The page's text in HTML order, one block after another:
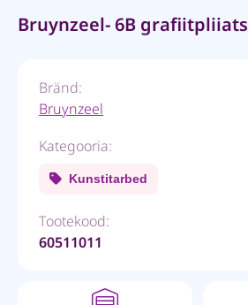
Bruynzeel- 6B grafiitpliiats
Bränd:
Bruynzeel
Kategooria:
Kunstitarbed
Tootekood:
60511011